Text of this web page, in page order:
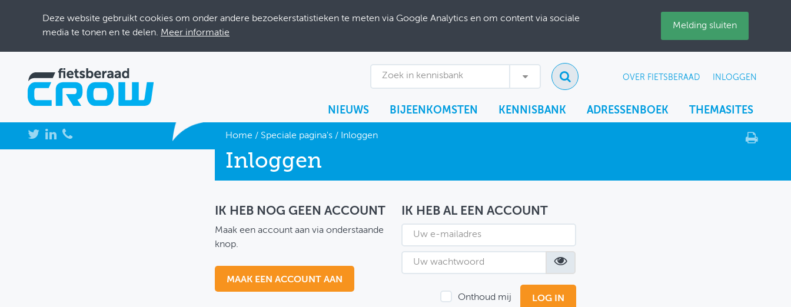
Deze website gebruikt cookies om onder andere bezoekerstatistieken te meten via Google Analytics en om content via sociale
media te tonen en te delen. Meer informatie
Melding sluiten
Zoek in kennisbank OVER FIETSBERAAD INLOGGEN
NIEUWS BIJEENKOMSTEN KENNISBANK ADRESSENBOEK THEMASITES
NIEUWS Home / Speciale pagina's/ Inloggen
Inloggen
IK HEB NOG GEEN ACCOUNT
Maak een account aan via onderstaande
knop.
MAAK EEN ACCOUNT AAN
IK HEB AL EEN ACCOUNT
Onthoud mij